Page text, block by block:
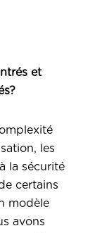
et
les
la sécurité
certains
modèle
avons